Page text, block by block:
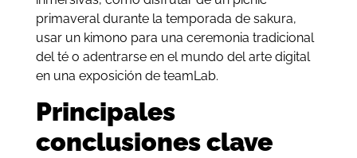
primaveral durante la temporada de sakura,
usar un kimono para una ceremonia tradicional
del té o adentrarse en el mundo del arte digital
en una exposición de teamLab.
Principales
conclusiones clave